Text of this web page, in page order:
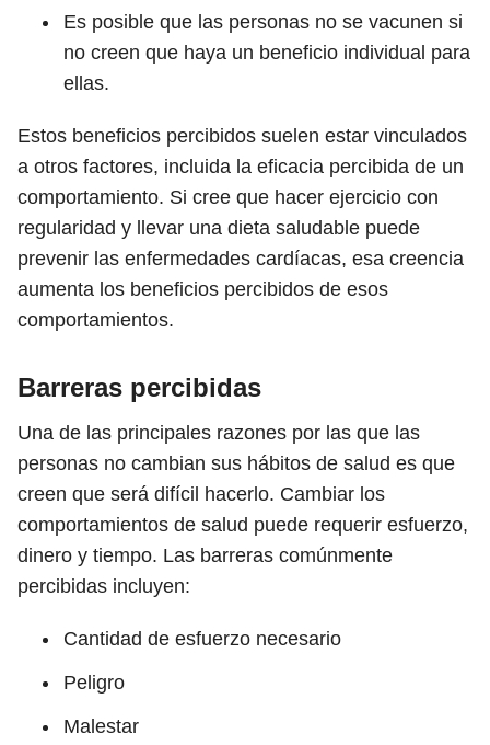
Es posible que las personas no se vacunen si
no creen que haya un beneficio individual para
ellas.
Estos beneficios percibidos suelen estar vinculados
a otros factores, incluida la eficacia percibida de un
comportamiento. Si cree que hacer ejercicio con
regularidad y llevar una dieta saludable puede
prevenir las enfermedades cardíacas, esa creencia
aumenta los beneficios percibidos de esos
comportamientos.
Barreras percibidas
Una de las principales razones por las que las
personas no cambian sus hábitos de salud es que
creen que será difícil hacerlo. Cambiar los
comportamientos de salud puede requerir esfuerzo,
dinero y tiempo. Las barreras comúnmente
percibidas incluyen:
Cantidad de esfuerzo necesario
Peligro
Malestar